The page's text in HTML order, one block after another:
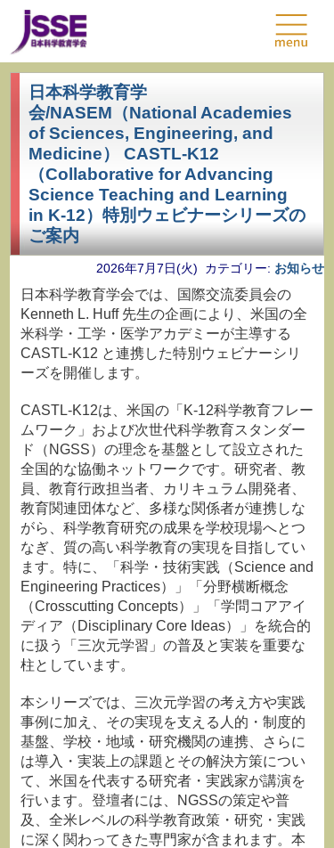
日本科学教育学
会/NASEM（National Academies
of Sciences, Engineering, and
Medicine） CASTL-K12
（Collaborative for Advancing
Science Teaching and Learning
in K-12）特別ウェビナーシリーズの
ご案内
2026年7月7日(火) カテゴリー: お知らせ
日本科学教育学会では、国際交流委員会の
Kenneth L. Huff 先生の企画により、米国の全
米科学・工学・医学アカデミーが主導する
CASTL-K12 と連携した特別ウェビナーシリ
ーズを開催します。
CASTL-K12は、米国の「K-12科学教育フレー
ムワーク」および次世代科学教育スタンダー
ド（NGSS）の理念を基盤として設立された
全国的な協働ネットワークです。研究者、教
員、教育行政担当者、カリキュラム開発者、
教育関連団体など、多様な関係者が連携しな
がら、科学教育研究の成果を学校現場へとつ
なぎ、質の高い科学教育の実現を目指してい
ます。特に、「科学・技術実践（Science and
Engineering Practices）」「分野横断概念
（Crosscutting Concepts）」「学問コアアイ
ディア（Disciplinary Core Ideas）」を統合的
に扱う「三次元学習」の普及と実装を重要な
柱としています。
本シリーズでは、三次元学習の考え方や実践
事例に加え、その実現を支える人的・制度的
基盤、学校・地域・研究機関の連携、さらに
は導入・実装上の課題とその解決方策につい
て、米国を代表する研究者・実践家が講演を
行います。登壇者には、NGSSの策定や普
及、全米レベルの科学教育政策・研究・実践
に深く関わってきた専門家が含まれます。本